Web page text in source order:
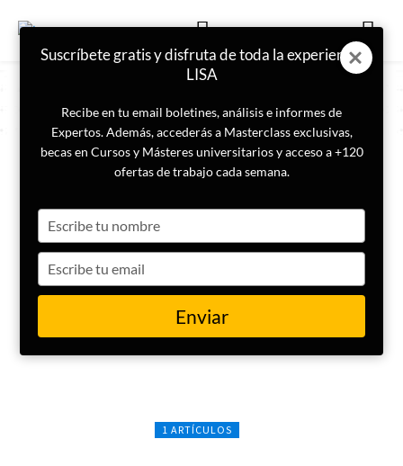
COLABORADOR
1 ARTÍCULOS
Suscríbete gratis y disfruta de toda la experiencia
LISA
Recibe en tu email boletines, análisis e informes de
Expertos. Además, accederás a Masterclass exclusivas,
becas en Cursos y Másteres universitarios y acceso a +120
ofertas de trabajo cada semana.
your
name
your
email
Enviar